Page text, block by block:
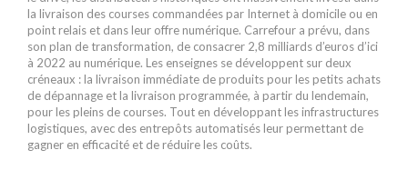
la livraison des courses commandées par Internet à domicile ou en
point relais et dans leur offre numérique. Carrefour a prévu, dans
son plan de transformation, de consacrer 2,8 milliards d’euros d’ici
à 2022 au numérique. Les enseignes se développent sur deux
créneaux : la livraison immédiate de produits pour les petits achats
de dépannage et la livraison programmée, à partir du lendemain,
pour les pleins de courses. Tout en développant les infrastructures
logistiques, avec des entrepôts automatisés leur permettant de
gagner en efficacité et de réduire les coûts.